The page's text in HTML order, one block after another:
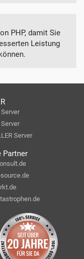
PHP, damit Sie
Leistung
Server
Server
Server
Partner